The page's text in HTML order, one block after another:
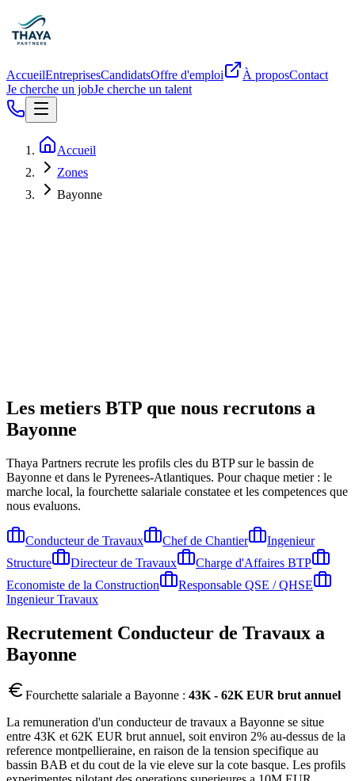
AccueilEntreprisesCandidatsOffre d'emploi À proposContact
Je cherche un jobJe cherche un talent
Accueil
Zones
Bayonne
Les metiers BTP que nous recrutons a
Bayonne
Thaya Partners recrute les profils cles du BTP sur le bassin de
Bayonne et dans le Pyrenees-Atlantiques. Pour chaque metier : le
marche local, la fourchette salariale constatee et les competences que
nous evaluons.
Conducteur de Travaux Chef de Chantier
Ingenieur
Structure
Directeur de Travaux
Charge d'Affaires BTP
Economiste de la Construction
Responsable QSE / QHSE
Ingenieur Travaux
Recrutement Conducteur de Travaux a
Bayonne
Fourchette salariale a Bayonne : 43K - 62K EUR brut annuel
La remuneration d'un conducteur de travaux a Bayonne se situe
entre 43K et 62K EUR brut annuel, soit environ 2% au-dessus de la
reference montpellieraine, en raison de la tension specifique au
bassin BAB et du cout de la vie eleve sur la cote basque. Les profils